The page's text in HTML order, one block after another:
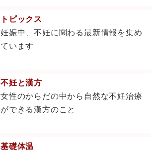
トピックス
妊娠中、不妊に関わる最新情報を集め
ています
不妊と漢方
女性のからだの中から自然な不妊治療
ができる漢方のこと
基礎体温